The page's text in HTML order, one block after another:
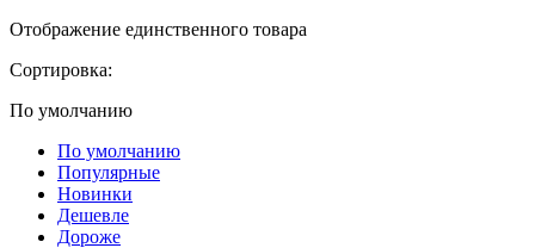
Отображение единственного товара
Сортировка:
По умолчанию
По умолчанию
Популярные
Новинки
Дешевле
Дороже